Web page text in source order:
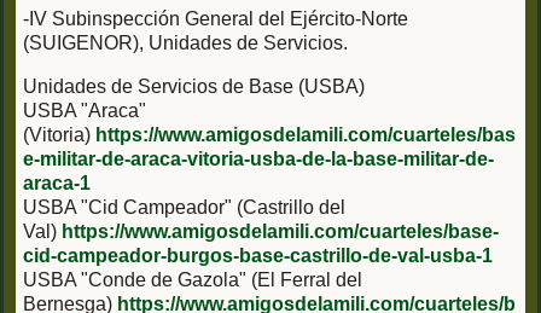
-IV Subinspección General del Ejército-Norte
(SUIGENOR), Unidades de Servicios.
Unidades de Servicios de Base (USBA)
USBA "Araca"
(Vitoria) https://www.amigosdelamili.com/cuarteles/bas
e-militar-de-araca-vitoria-usba-de-la-base-militar-de-
araca-1
USBA "Cid Campeador" (Castrillo del
Val) https://www.amigosdelamili.com/cuarteles/base-
cid-campeador-burgos-base-castrillo-de-val-usba-1
USBA "Conde de Gazola" (El Ferral del
Bernesga) https://www.amigosdelamili.com/cuarteles/b